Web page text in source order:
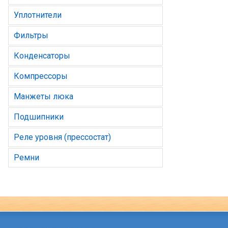
Уплотнители
Фильтры
Конденсаторы
Компрессоры
Манжеты люка
Подшипники
Реле уровня (прессостат)
Ремни